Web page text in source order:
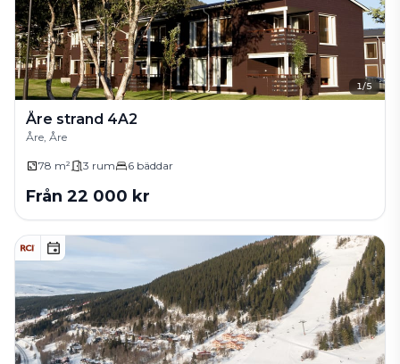
1/5
Åre strand 4A2
Åre, Åre
78 m² 3 rum 6 bäddar
Från 22 000 kr